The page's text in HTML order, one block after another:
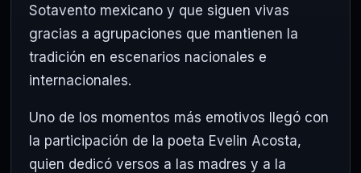
Sotavento mexicano y que siguen vivas
gracias a agrupaciones que mantienen la
tradición en escenarios nacionales e
internacionales.
Uno de los momentos más emotivos llegó con
la participación de la poeta Evelin Acosta,
quien dedicó versos a las madres y a la